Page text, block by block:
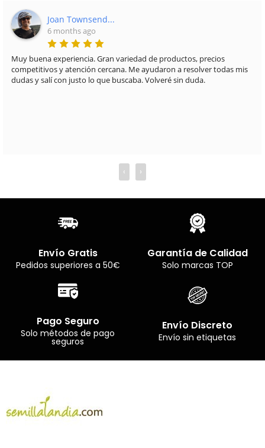
Joan Townsend...
6 months ago
Muy buena experiencia. Gran variedad de productos, precios
competitivos y atención cercana. Me ayudaron a resolver todas mis
dudas y salí con justo lo que buscaba. Volveré sin duda.
‹ ›
Envío Gratis
Pedidos superiores a 50€
Garantía de Calidad
Solo marcas TOP
Pago Seguro
Solo métodos de pago
seguros
Envío Discreto
Envío sin etiquetas